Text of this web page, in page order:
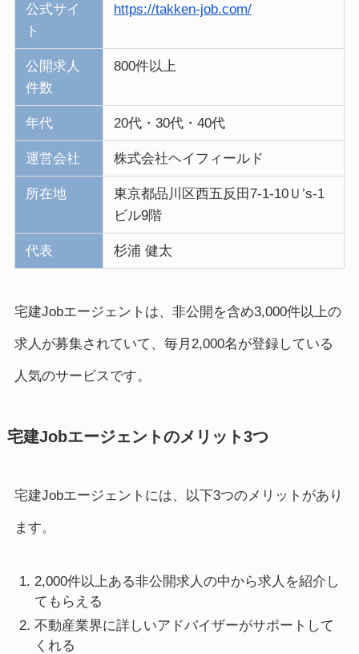
公式サイ
ト
https://takken-job.com/
公開求人
件数
800件以上
年代 20代・30代・40代
運営会社 株式会社ヘイフィールド
所在地
東京都品川区西五反田7-1-10Ｕ’s-1
ビル9階
代表 杉浦 健太
宅建Jobエージェントは、非公開を含め3,000件以上の
求人が募集されていて、毎月2,000名が登録している
人気のサービスです。
宅建Jobエージェントのメリット3つ
宅建Jobエージェントには、以下3つのメリットがあり
ます。
2,000件以上ある非公開求人の中から求人を紹介し
てもらえる
不動産業界に詳しいアドバイザーがサポートして
くれる